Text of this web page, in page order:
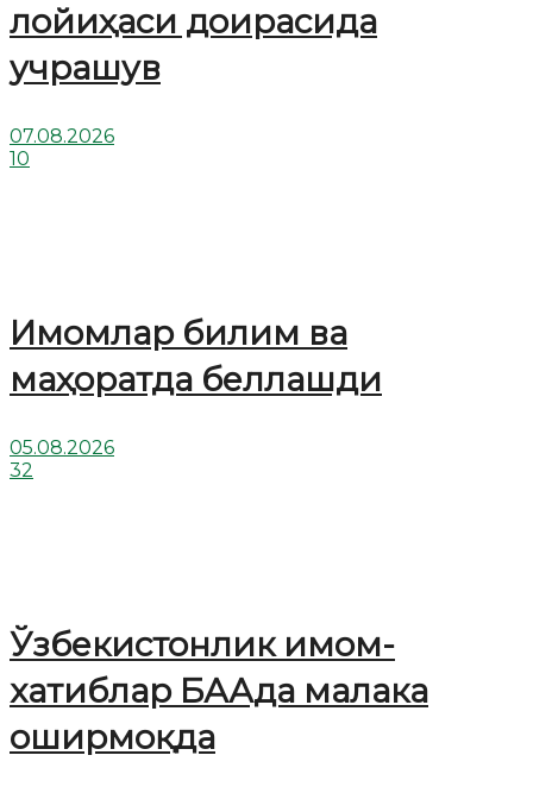
лойиҳаси доирасида
учрашув
07.08.2026
10
Имомлар билим ва
маҳоратда беллашди
05.08.2026
32
Ўзбекистонлик имом-
хатиблар БААда малака
оширмоқда